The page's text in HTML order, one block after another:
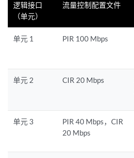
逻辑接口
（单元）
流量控制配置文件
单元 1 PIR 100 Mbps
单元 2 CIR 20 Mbps
单元 3
PIR 40 Mbps，CIR
20 Mbps